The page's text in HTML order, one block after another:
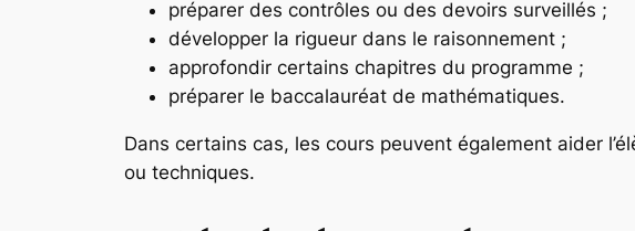
préparer des contrôles ou des devoirs surveillés ;
développer la rigueur dans le raisonnement ;
approfondir certains chapitres du programme ;
préparer le baccalauréat de mathématiques.
Dans certains cas, les cours peuvent également aider
ou techniques.